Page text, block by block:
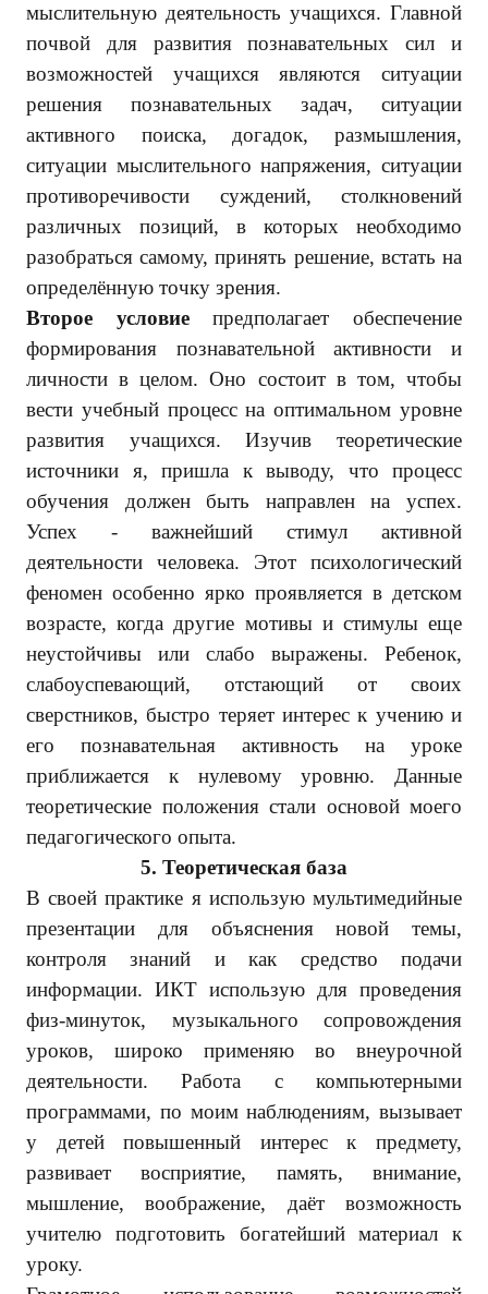
мыслительную деятельность учащихся. Главной
почвой для развития познавательных сил и
возможностей учащихся являются ситуации
решения познавательных задач, ситуации
активного поиска, догадок, размышления,
ситуации мыслительного напряжения, ситуации
противоречивости суждений, столкновений
различных позиций, в которых необходимо
разобраться самому, принять решение, встать на
определённую точку зрения.
Второе условиепредполагает обеспечение
формирования познавательной активности и
личности в целом. Оно состоит в том, чтобы
вести учебный процесс на оптимальном уровне
развития учащихся. Изучив теоретические
источники я, пришла к выводу, что процесс
обучения должен быть направлен на успех.
Успех - важнейший стимул активной
деятельности человека. Этот психологический
феномен особенно ярко проявляется в детском
возрасте, когда другие мотивы и стимулы еще
неустойчивы или слабо выражены. Ребенок,
слабоуспевающий, отстающий от своих
сверстников, быстро теряет интерес к учению и
его познавательная активность на уроке
приближается к нулевому уровню. Данные
теоретические положения стали основой моего
педагогического опыта.
5. Теоретическая база
В своей практике я использую мультимедийные
презентации для объяснения новой темы,
контроля знаний и как средство подачи
информации. ИКТ использую для проведения
физ-минуток, музыкального сопровождения
уроков, широко применяю во внеурочной
деятельности. Работа с компьютерными
программами, по моим наблюдениям, вызывает
у детей повышенный интерес к предмету,
развивает восприятие, память, внимание,
мышление, воображение, даёт возможность
учителю подготовить богатейший материал к
уроку.